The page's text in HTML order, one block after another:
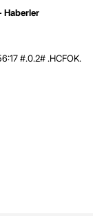
Haberler
#.0.2# .HCFOK.